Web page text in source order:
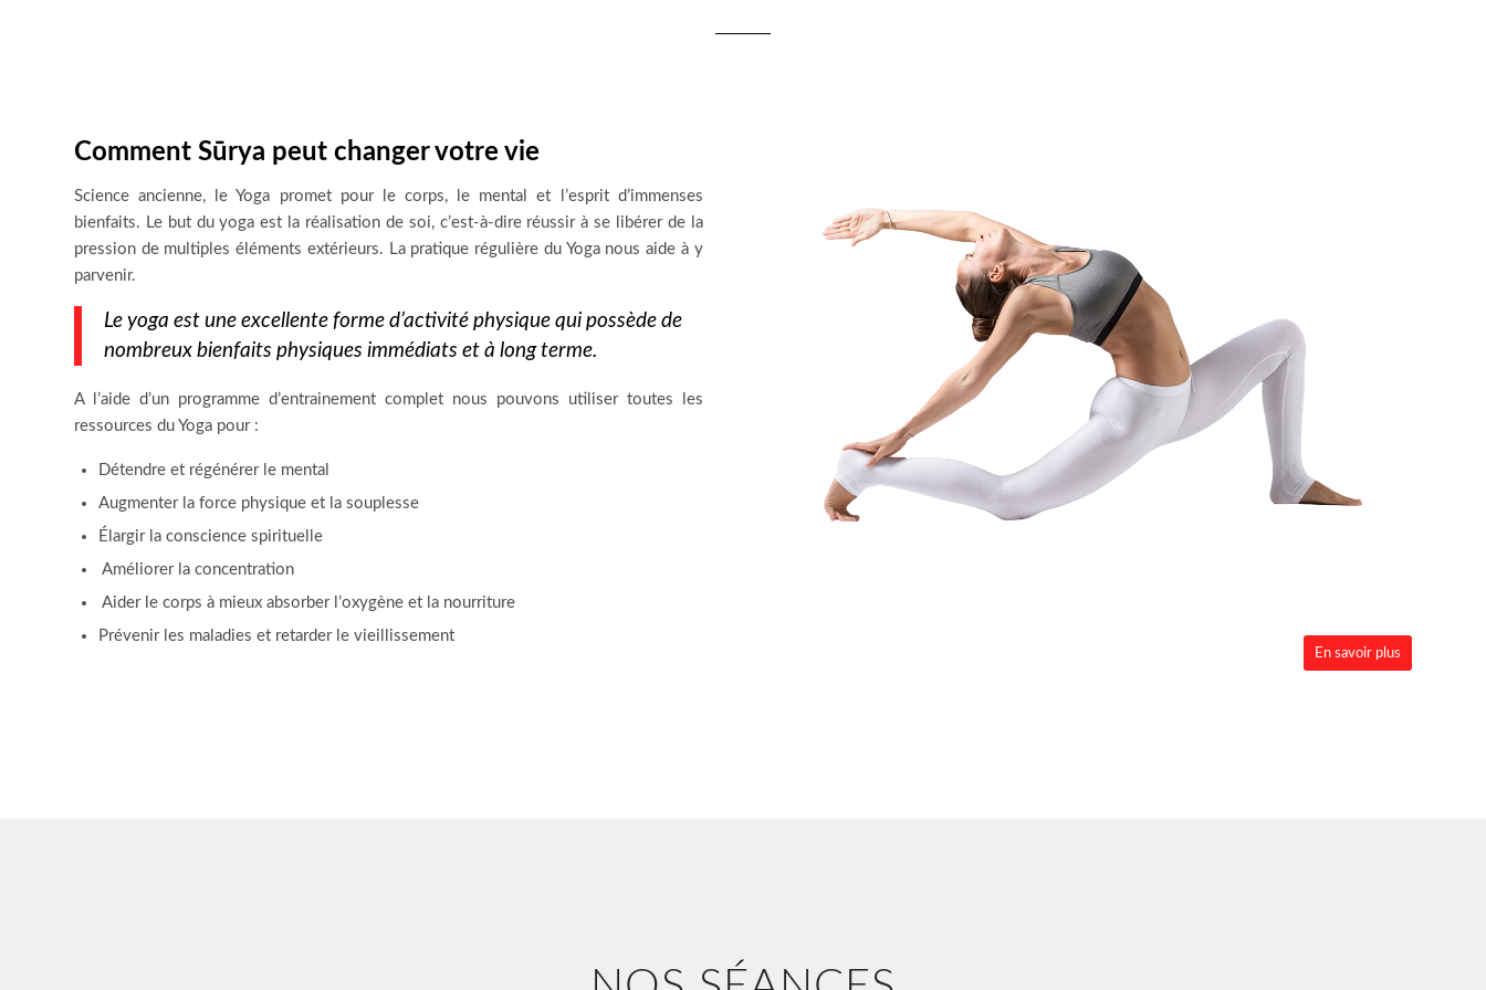
Comment Sūrya peut changer votre vie
Science ancienne, le Yoga promet pour le corps, le mental et l’esprit d’immenses
bienfaits. Le but du yoga est la réalisation de soi, c’est-à-dire réussir à se libérer de la
pression de multiples éléments extérieurs. La pratique régulière du Yoga nous aide à y
parvenir.
Le yoga est une excellente forme d’activité physique qui possède de
nombreux bienfaits physiques immédiats et à long terme.
A l’aide d’un programme d’entrainement complet nous pouvons utiliser toutes les
ressources du Yoga pour :
Détendre et régénérer le mental
Augmenter la force physique et la souplesse
Élargir la conscience spirituelle
Améliorer la concentration
Aider le corps à mieux absorber l’oxygène et la nourriture
Prévenir les maladies et retarder le vieillissement
En savoir plus